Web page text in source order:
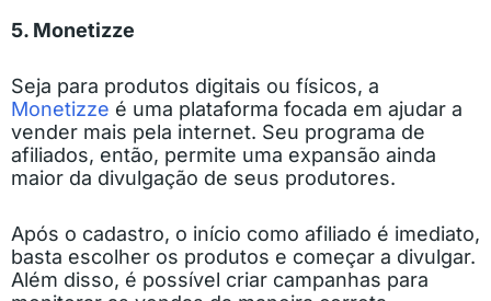
5. Monetizze
Seja para produtos digitais ou físicos, a
Monetizze é uma plataforma focada em ajudar a
vender mais pela internet. Seu programa de
afiliados, então, permite uma expansão ainda
maior da divulgação de seus produtores.
Após o cadastro, o início como afiliado é imediato,
basta escolher os produtos e começar a divulgar.
Além disso, é possível criar campanhas para